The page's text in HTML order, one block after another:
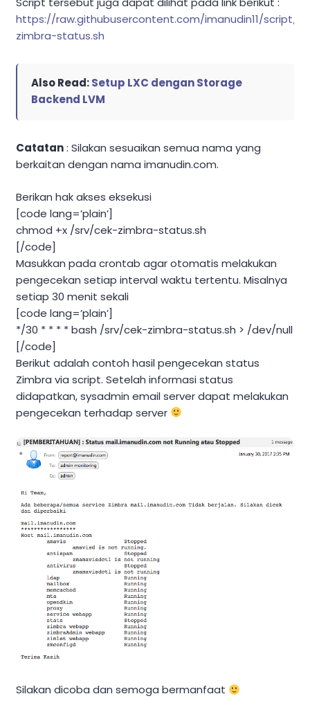
https://raw.githubusercontent.com/imanudin11/script/
zimbra-status.sh
Also Read:Setup LXC dengan Storage
Backend LVM
Catatan: Silakan sesuaikan semua nama yang
berkaitan dengan nama imanudin.com.
Berikan hak akses eksekusi
[code lang=’plain’]
chmod +x /srv/cek-zimbra-status.sh
[/code]
Masukkan pada crontab agar otomatis melakukan
pengecekan setiap interval waktu tertentu. Misalnya
setiap 30 menit sekali
[code lang=’plain’]
*/30 * * * * bash /srv/cek-zimbra-status.sh > /dev/null
[/code]
Berikut adalah contoh hasil pengecekan status
Zimbra via script. Setelah informasi status
didapatkan, sysadmin email server dapat melakukan
pengecekan terhadap server
Silakan dicoba dan semoga bermanfaat